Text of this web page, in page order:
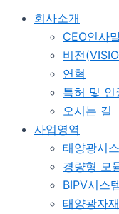
회사소개
CEO인사
비전
연혁
특허 및 인
오시는 길
사업영역
태양광시
경량형 모
BIPV시스
태양광자